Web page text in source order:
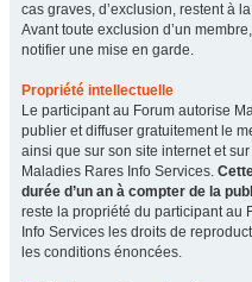
cas graves, d’exclusion, restent à
Avant toute exclusion d’un
notifier une mise en garde.
Propriété intellectuelle
Le participant au Forum autorise
publier et diffuser gratuitement le
ainsi que sur son site internet et
Maladies Rares Info Services.
durée d’un an à compter de la
reste la propriété du participant au
Info Services les droits de
les conditions énoncées.